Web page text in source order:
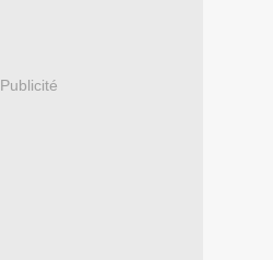
Publicité